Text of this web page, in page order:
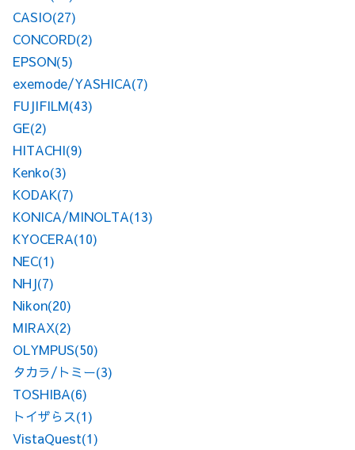
CASIO(27)
CONCORD(2)
EPSON(5)
exemode/YASHICA(7)
FUJIFILM(43)
GE(2)
HITACHI(9)
Kenko(3)
KODAK(7)
KONICA/MINOLTA(13)
KYOCERA(10)
NEC(1)
NHJ(7)
Nikon(20)
MIRAX(2)
OLYMPUS(50)
タカラ/トミー(3)
TOSHIBA(6)
トイザらス(1)
VistaQuest(1)